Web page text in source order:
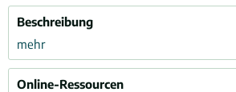
Beschreibung
mehr
Online-Ressourcen